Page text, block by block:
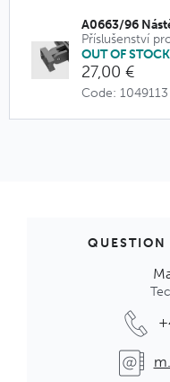
A0663/96
Příslušenství
OUT OF STOCK
27,00 €
Code: 1049113
QUESTION